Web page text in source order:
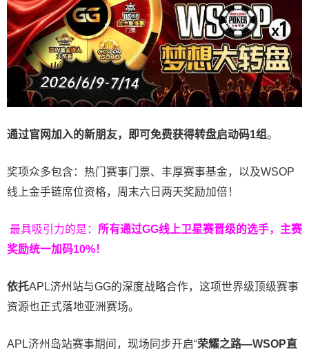
通过官网加入的新朋友，即可免费获得转盘启动码1组。
奖项众多包含：热门赛事门票、丰厚赛事基金，以及WSOP
线上金手链席位资格， 周末六日两天奖励加倍！
最具吸引力的是： 所有通过GG线上卫星赛晋级的选手，主赛
奖励统一加码10%！
依托APL济州站与GG的深度战略合作，这项世界级顶级赛事
资源也正式落地亚洲赛场。
APL济州岛站赛事期间，现场同步开启“荣耀之路—WSOP直